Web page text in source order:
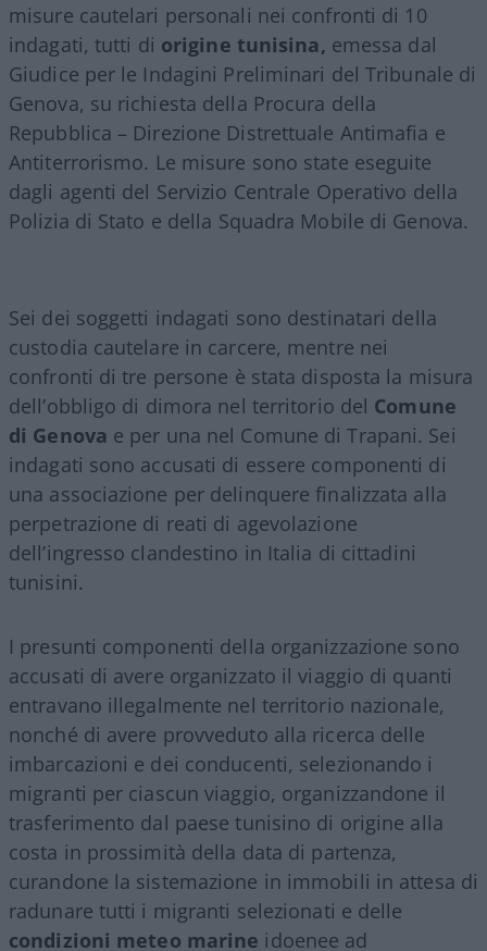
misure cautelari personali nei confronti di 10
indagati, tutti di origine tunisina, emessa dal
Giudice per le Indagini Preliminari del Tribunale di
Genova, su richiesta della Procura della
Repubblica – Direzione Distrettuale Antimafia e
Antiterrorismo. Le misure sono state eseguite
dagli agenti del Servizio Centrale Operativo della
Polizia di Stato e della Squadra Mobile di Genova.
Sei dei soggetti indagati sono destinatari della
custodia cautelare in carcere, mentre nei
confronti di tre persone è stata disposta la misura
dell’obbligo di dimora nel territorio del Comune
di Genova e per una nel Comune di Trapani. Sei
indagati sono accusati di essere componenti di
una associazione per delinquere finalizzata alla
perpetrazione di reati di agevolazione
dell’ingresso clandestino in Italia di cittadini
tunisini.
I presunti componenti della organizzazione sono
accusati di avere organizzato il viaggio di quanti
entravano illegalmente nel territorio nazionale,
nonché di avere provveduto alla ricerca delle
imbarcazioni e dei conducenti, selezionando i
migranti per ciascun viaggio, organizzandone il
trasferimento dal paese tunisino di origine alla
costa in prossimità della data di partenza,
curandone la sistemazione in immobili in attesa di
radunare tutti i migranti selezionati e delle
condizioni meteo marine idoenee ad